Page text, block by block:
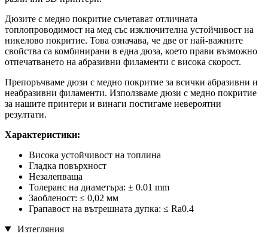
Дюзите с медно покритие съчетават отличната
топлопроводимост на мед със изключителна устойчивост на
никелово покритие. Това означава, че две от най-важните
свойства са комбинирани в една дюза, което прави възможно
отпечатването на абразивни филаменти с висока скорост.
Препоръчваме дюзи с медно покритие за всички абразивни и
неабразивни филаменти. Използваме дюзи с медно покритие
за нашите принтери и винаги постигаме невероятни
резултати.
Характеристики:
Висока устойчивост на топлина
Гладка повърхност
Незалепваща
Толеранс на диаметъра: ± 0.01 mm
Заобленост: ≤ 0,02 мм
Грапавост на вътрешната дупка: ≤ Ra0.4
Изтегляния